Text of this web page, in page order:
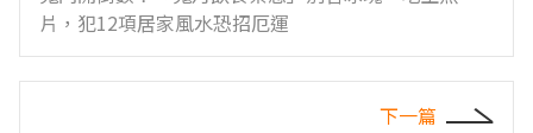
片，犯12項居家風水恐招厄運
下一篇